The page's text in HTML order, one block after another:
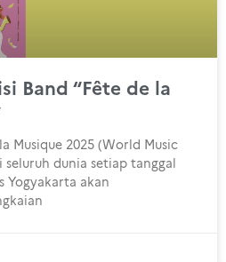
Band “Fête de la
Musique 2025 (World Music
seluruh dunia setiap tanggal
Yogyakarta akan